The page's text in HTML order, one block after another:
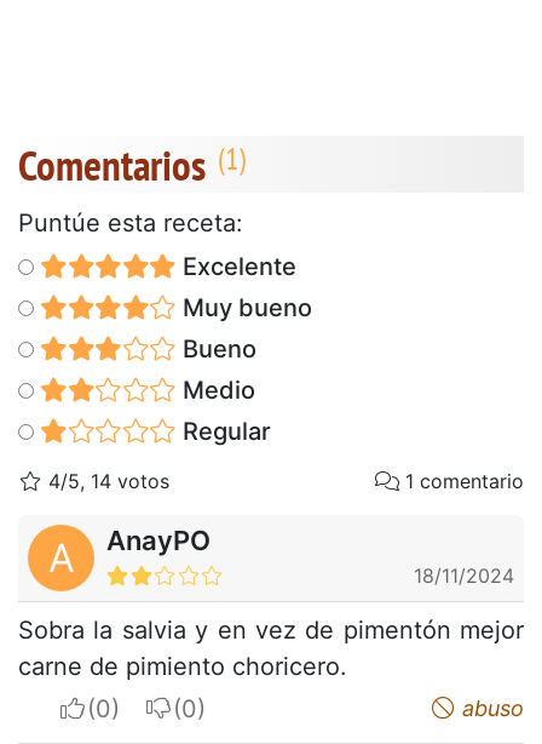
Comentarios
Puntúe esta receta:
Excelente
Muy bueno
Bueno
Medio
Regular
4/5, 14 votos 1 comentario
A AnayPO
18/11/2024
Sobra la salvia y en vez de pimentón mejor
carne de pimiento choricero.
I apreciateI do not appreciate abuso